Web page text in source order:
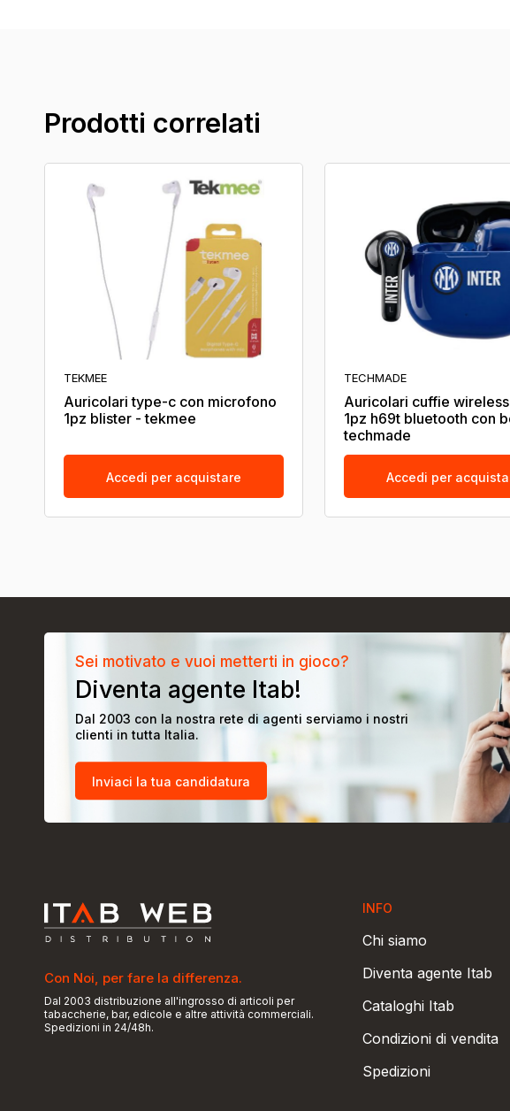
Prodotti correlati
TEKMEE
Auricolari type-c con microfono
1pz blister - tekmee
Accedi per acquistare
TECHMADE
Auricolari cuffie
1pz h69t bluetooth con
techmade
Accedi per
Sei motivato e vuoi metterti in gioco?
Diventa agente Itab!
Dal 2003 con la nostra rete di agenti serviamo i nostri
clienti in tutta Italia.
Inviaci la tua candidatura
Con Noi, per fare la differenza.
Dal 2003 distribuzione all'ingrosso di articoli per
tabaccherie, bar, edicole e altre attività commerciali.
Spedizioni in 24/48h.
INFO
Chi siamo
Diventa agente Itab
Cataloghi Itab
Condizioni di vendita
Spedizioni